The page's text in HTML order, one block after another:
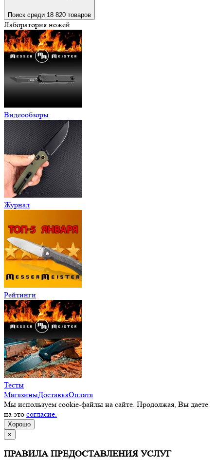
Поиск среди 18 820 товаров
Лаборатория ножей
Видеообзоры
Журнал
Рейтинги
Тесты
МагазиныДоставкаОплата
Мы используем cookie-файлы на сайте. Продолжая, Вы даете
на это согласие.
Хорошо
×
ПРАВИЛА ПРЕДОСТАВЛЕНИЯ УСЛУГ